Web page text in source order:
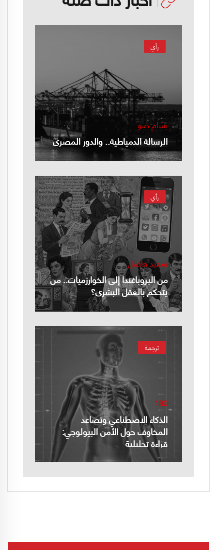
رأي
بسّام ضو
الرسالة الدمياطية.. والدور المصري
رأي
سعيد فاضل
من البروباغندا إلى الخوارزميات.. من
يتحكم بالعقل البشري؟
ترجمة
180
الذكاء الاصطناعي وتصاعد
المخاوف حول الأمن البيولوجي:
قراءة تحليلية